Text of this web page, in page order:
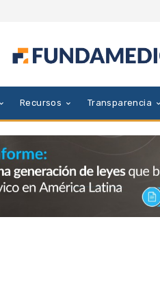
Recursos Transparencia